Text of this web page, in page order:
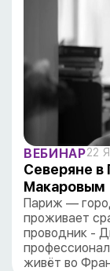
ВЕБИНАР22
Северяне в
Макаровым
Париж —
проживает
проводник -
живёт во